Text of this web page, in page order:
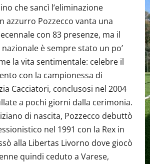
che sancì l’eliminazione
azzurro Pozzecco vanta una
con 83 presenze, ma il
è sempre stato un po’
la vita sentimentale: celebre il
con la campionessa di
Cacciatori, conclusosi nel 2004
a pochi giorni dalla cerimonia.
di nascita, Pozzecco debuttò
nel 1991 con la Rex in
alla Libertas Livorno dove giocò
quindi ceduto a Varese,